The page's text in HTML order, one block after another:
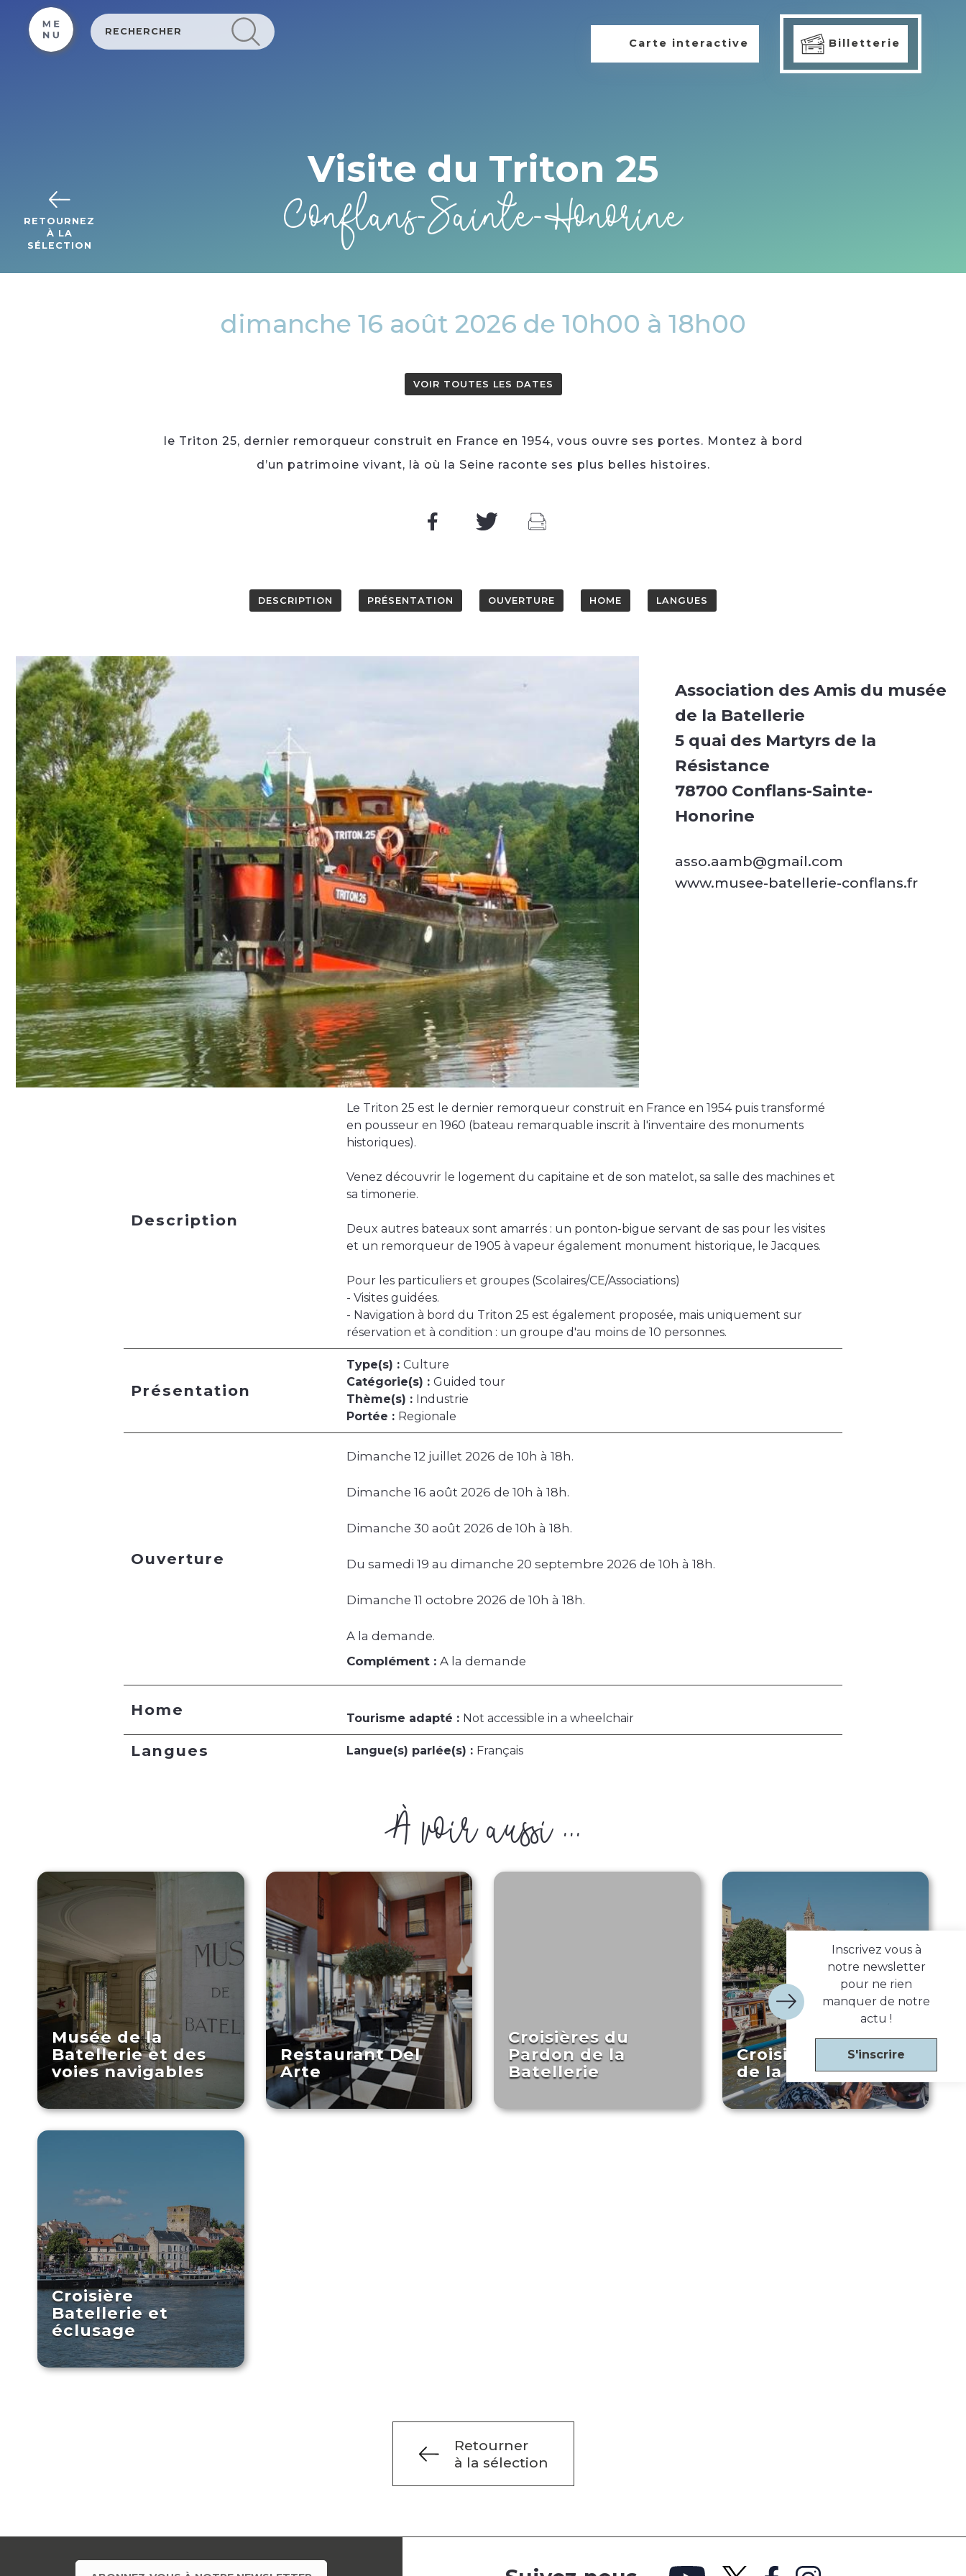
Carte interactive Billetterie
RETOURNEZ
À LA
SÉLECTION
Visite du Triton 25
Conflans-Sainte-Honorine
dimanche 16 août 2026 de 10h00 à 18h00
VOIR TOUTES LES DATES
le Triton 25, dernier remorqueur construit en France en 1954, vous ouvre ses portes. Montez à bord
d’un patrimoine vivant, là où la Seine raconte ses plus belles histoires.
DESCRIPTION PRÉSENTATION OUVERTURE HOME LANGUES
Association des Amis du musée
de la Batellerie
5 quai des Martyrs de la
Résistance
78700 Conflans-Sainte-
Honorine
asso.aamb@gmail.com
www.musee-batellerie-conflans.fr
Description
Le Triton 25 est le dernier remorqueur construit en France en 1954 puis transformé
en pousseur en 1960 (bateau remarquable inscrit à l'inventaire des monuments
historiques).
Venez découvrir le logement du capitaine et de son matelot, sa salle des machines et
sa timonerie.
Deux autres bateaux sont amarrés : un ponton-bigue servant de sas pour les visites
et un remorqueur de 1905 à vapeur également monument historique, le Jacques.
Pour les particuliers et groupes (Scolaires/CE/Associations)
- Visites guidées.
- Navigation à bord du Triton 25 est également proposée, mais uniquement sur
réservation et à condition : un groupe d'au moins de 10 personnes.
Présentation
Type(s) : Culture
Catégorie(s) : Guided tour
Thème(s) : Industrie
Portée : Regionale
Ouverture
Dimanche 12 juillet 2026 de 10h à 18h.
Dimanche 16 août 2026 de 10h à 18h.
Dimanche 30 août 2026 de 10h à 18h.
Du samedi 19 au dimanche 20 septembre 2026 de 10h à 18h.
Dimanche 11 octobre 2026 de 10h à 18h.
A la demande.
Complément : A la demande
Home Tourisme adapté : Not accessible in a wheelchair
Langues Langue(s) parlée(s) : Français
À voir aussi ...
Musée de la
Batellerie et des
voies navigables
Restaurant Del
Arte
Croisières du
Pardon de la
Batellerie
Croisière Peintres
de la Seine
Croisière
Batellerie et
éclusage
Retourner
à la sélection
Inscrivez vous à
notre newsletter
pour ne rien
manquer de notre
actu !
S'inscrire
Cookies management panel